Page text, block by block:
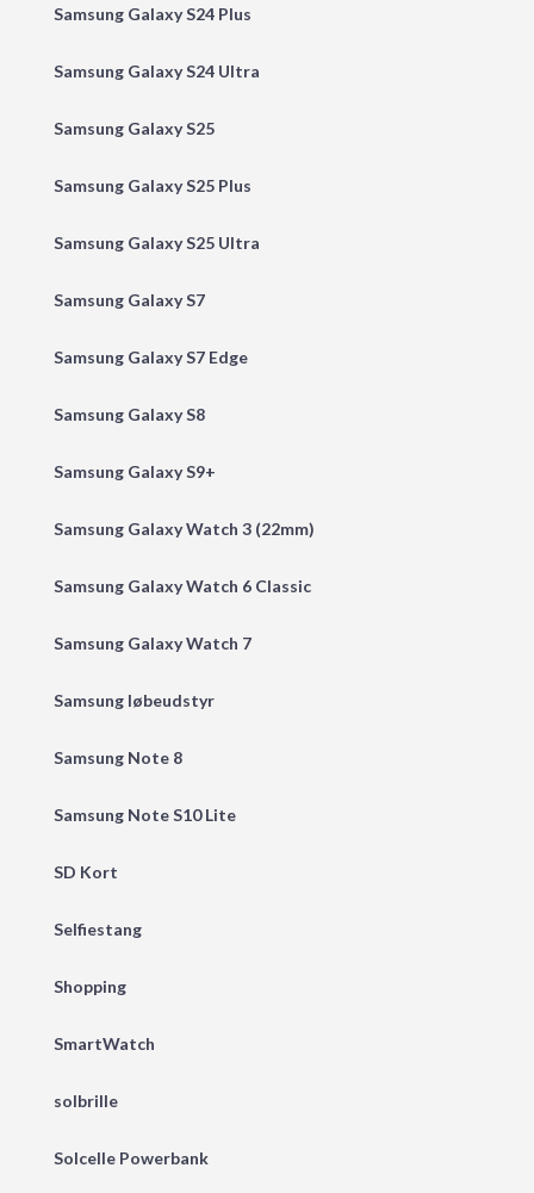
Samsung Galaxy S24 Plus
Samsung Galaxy S24 Ultra
Samsung Galaxy S25
Samsung Galaxy S25 Plus
Samsung Galaxy S25 Ultra
Samsung Galaxy S7
Samsung Galaxy S7 Edge
Samsung Galaxy S8
Samsung Galaxy S9+
Samsung Galaxy Watch 3 (22mm)
Samsung Galaxy Watch 6 Classic
Samsung Galaxy Watch 7
Samsung løbeudstyr
Samsung Note 8
Samsung Note S10 Lite
SD Kort
Selfiestang
Shopping
SmartWatch
solbrille
Solcelle Powerbank